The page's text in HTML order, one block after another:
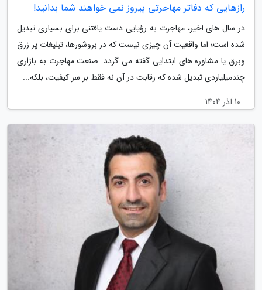
رازهایی که دفاتر مهاجرتی پیروز نمی خواهند شما بدانید!
در سال های اخیر، مهاجرت به رؤیایی دست یافتنی برای بسیاری تبدیل
شده است؛ اما واقعیت آن چیزی نیست که در بروشورها، تبلیغات پر زرق
وبرق یا مشاوره های ابتدایی گفته می گردد. صنعت مهاجرت به بازاری
چندمیلیاردی تبدیل شده که رقابت در آن نه فقط بر سر کیفیت، بلکه...
10 آذر 1404